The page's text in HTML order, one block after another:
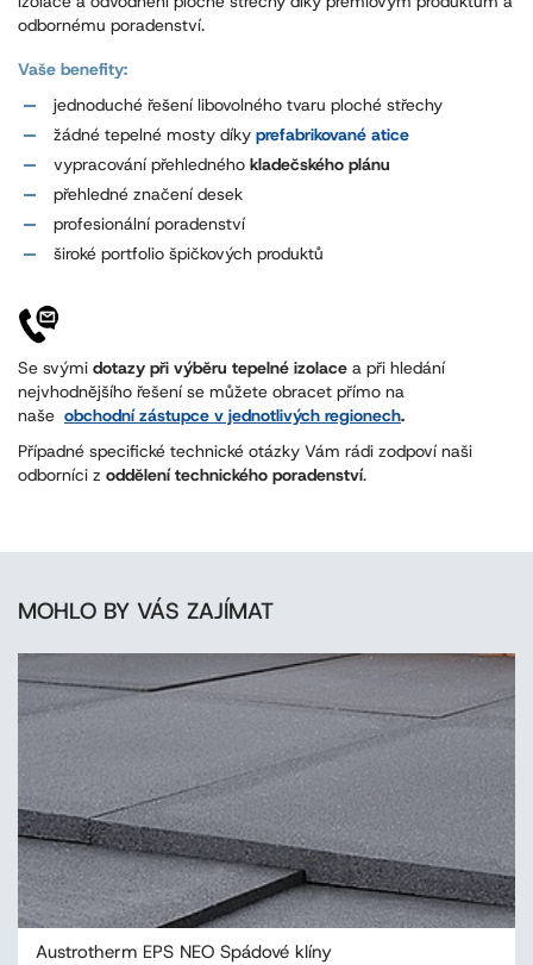
odbornému poradenství.
Vaše benefity:
jednoduché řešení libovolného tvaru ploché střechy
žádné tepelné mosty díky prefabrikované atice
vypracování přehledného kladečského plánu
přehledné značení desek
profesionální poradenství
široké portfolio špičkových produktů
Se svými dotazy při výběru tepelné izolace a při hledání
nejvhodnějšího řešení se můžete obracet přímo na
naše obchodní zástupce v jednotlivých regionech.
Případné specifické technické otázky Vám rádi zodpoví naši
odborníci z oddělení technického poradenství.
MOHLO BY VÁS ZAJÍMAT
Austrotherm EPS NEO Spádové klíny